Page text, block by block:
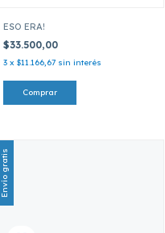
ESO ERA!
$33.500,00
3 x $11.166,67 sin interés
Envío gratis